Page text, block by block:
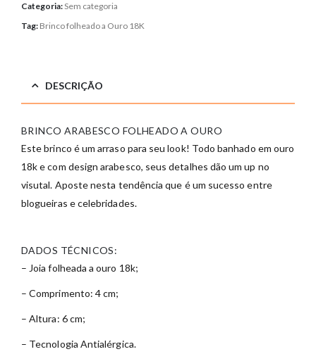
Categoria:Sem categoria
Tag: Brinco folheado a Ouro 18K
DESCRIÇÃO
BRINCO ARABESCO FOLHEADO A OURO
Este brinco é um arraso para seu look! Todo banhado em ouro
18k e com design arabesco, seus detalhes dão um up no
visutal. Aposte nesta tendência que é um sucesso entre
blogueiras e celebridades.
DADOS TÉCNICOS:
– Joia folheada a ouro 18k;
– Comprimento: 4 cm;
– Altura: 6 cm;
– Tecnologia Antialérgica.